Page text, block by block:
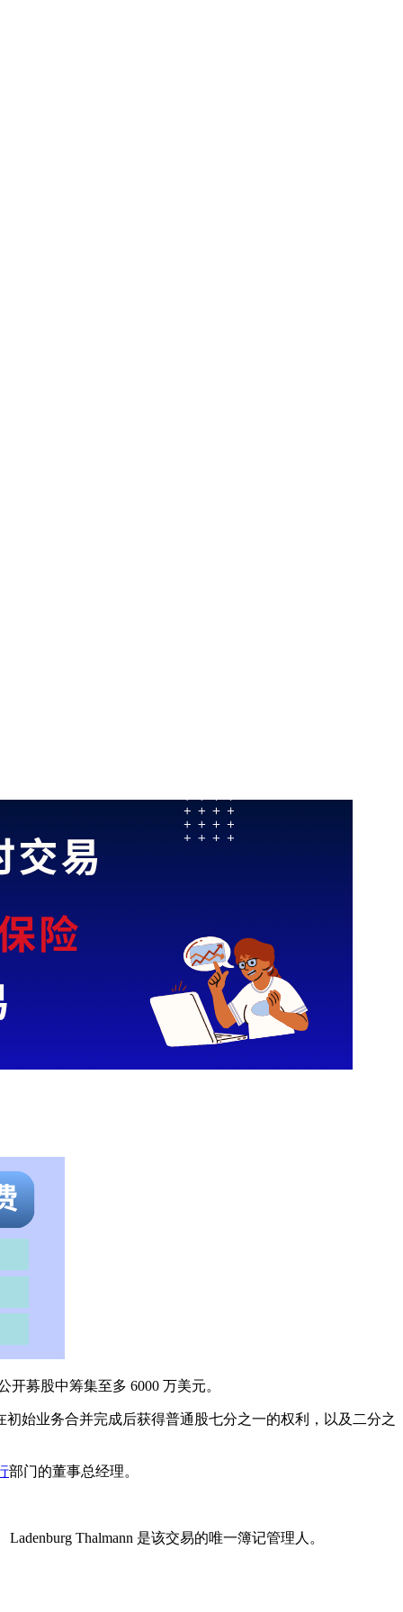
募股中筹集至多 6000 万美元。
始业务合并完成后获得普通股七分之一的权利，以及二分之
部门的董事总经理。
Thalmann 是该交易的唯一簿记管理人。